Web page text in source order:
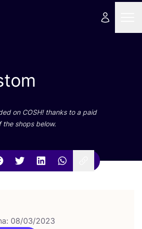
on COSH! than­ks to a paid
shops below.
08/03/2023